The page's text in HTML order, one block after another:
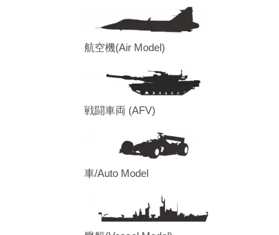
航空機(Air Model)
戦闘車両 (AFV)
車/Auto Model